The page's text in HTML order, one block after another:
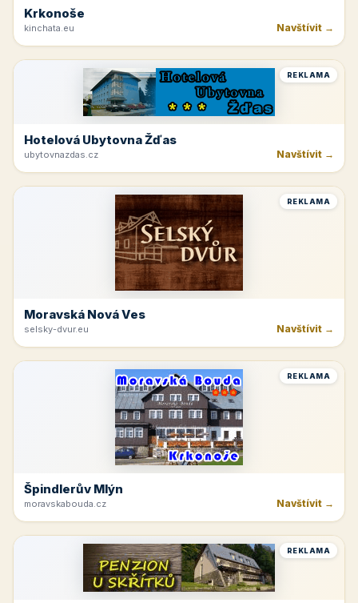
Krkonoše
kinchata.eu Navštívit →
REKLAMA
Hotelová Ubytovna Žďas
ubytovnazdas.cz Navštívit →
REKLAMA
Moravská Nová Ves
selsky-dvur.eu Navštívit →
REKLAMA
Špindlerův Mlýn
moravskabouda.cz Navštívit →
REKLAMA